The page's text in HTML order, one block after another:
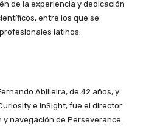
de la experiencia y dedicación
entre los que se
latinos.
Abilleira, de 42 años, y
e InSight, fue el director
navegación de Perseverance.